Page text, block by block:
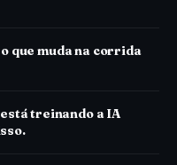
que muda na corrida
treinando a IA